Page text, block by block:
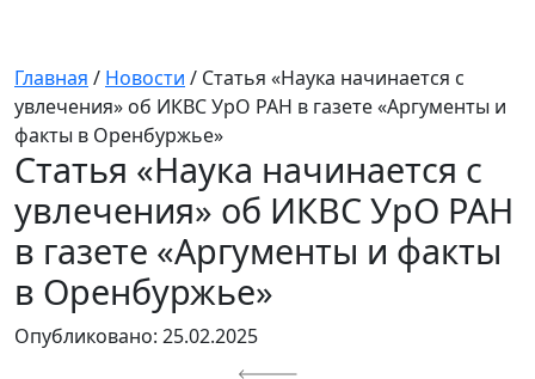
Главная / Новости / Статья «Наука начинается с
увлечения» об ИКВС УрО РАН в газете «Аргументы и
факты в Оренбуржье»
Статья «Наука начинается с
увлечения» об ИКВС УрО РАН
в газете «Аргументы и факты
в Оренбуржье»
Опубликовано: 25.02.2025